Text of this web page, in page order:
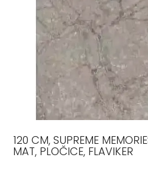
120 CM, SUPREME
MAT, PLOČICE, FLAVIKER